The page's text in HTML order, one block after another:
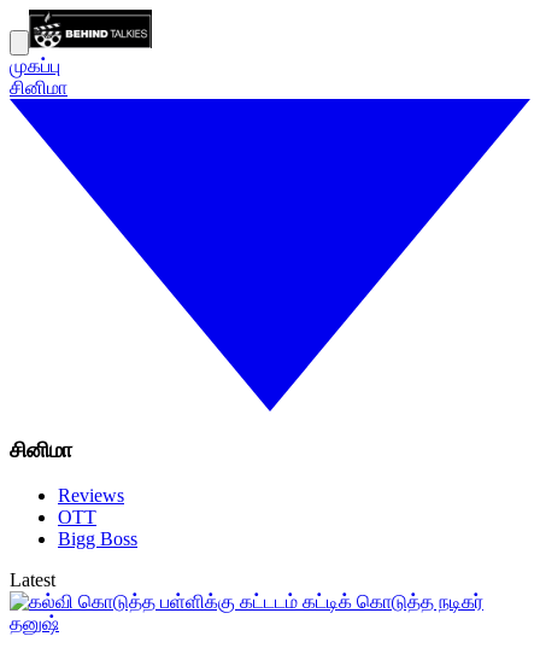
முகப்பு
சினிமா
சினிமா
Reviews
OTT
Bigg Boss
Latest